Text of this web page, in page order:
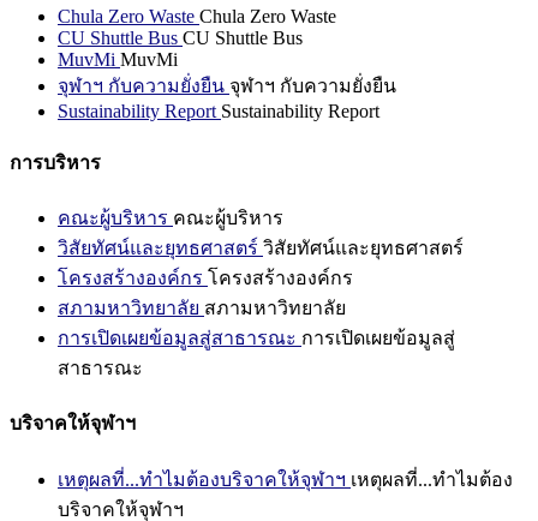
Chula Zero Waste Chula Zero Waste
CU Shuttle Bus CU Shuttle Bus
MuvMi MuvMi
จุฬาฯ กับความยั่งยืน จุฬาฯ กับความยั่งยืน
Sustainability Report Sustainability Report
การบริหาร
คณะผู้บริหาร คณะผู้บริหาร
วิสัยทัศน์และยุทธศาสตร์ วิสัยทัศน์และยุทธศาสตร์
โครงสร้างองค์กร โครงสร้างองค์กร
สภามหาวิทยาลัย สภามหาวิทยาลัย
การเปิดเผยข้อมูลสู่สาธารณะ การเปิดเผยข้อมูลสู่
สาธารณะ
บริจาคให้จุฬาฯ
เหตุผลที่...ทำไมต้องบริจาคให้จุฬาฯ เหตุผลที่...ทำไมต้อง
บริจาคให้จุฬาฯ